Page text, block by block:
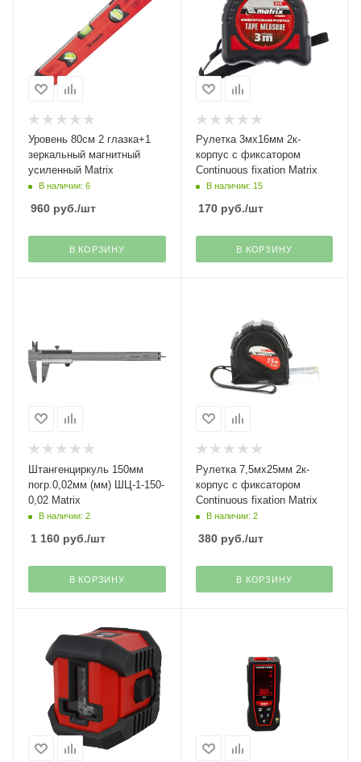
Уровень 80см 2 глазка+1
зеркальный магнитный
усиленный Matrix
В наличии: 6
960 руб./шт
В КОРЗИНУ
Рулетка 3мх16мм 2к-
корпус с фиксатором
Continuous fixation Matrix
В наличии: 15
170руб./шт
В КОРЗИНУ
Штангенциркуль 150мм
погр.0,02мм (мм) ШЦ-1-150-
0,02 Matrix
В наличии: 2
1 160 руб./шт
В КОРЗИНУ
Рулетка 7,5мх25мм 2к-
корпус с фиксатором
Continuous fixation Matrix
В наличии: 2
380руб./шт
В КОРЗИНУ